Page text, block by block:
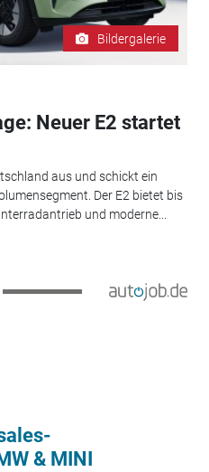
Bildergalerie
Neuer E2 startet
aus und schickt ein
Der E2 bietet bis
und moderne...
& MINI